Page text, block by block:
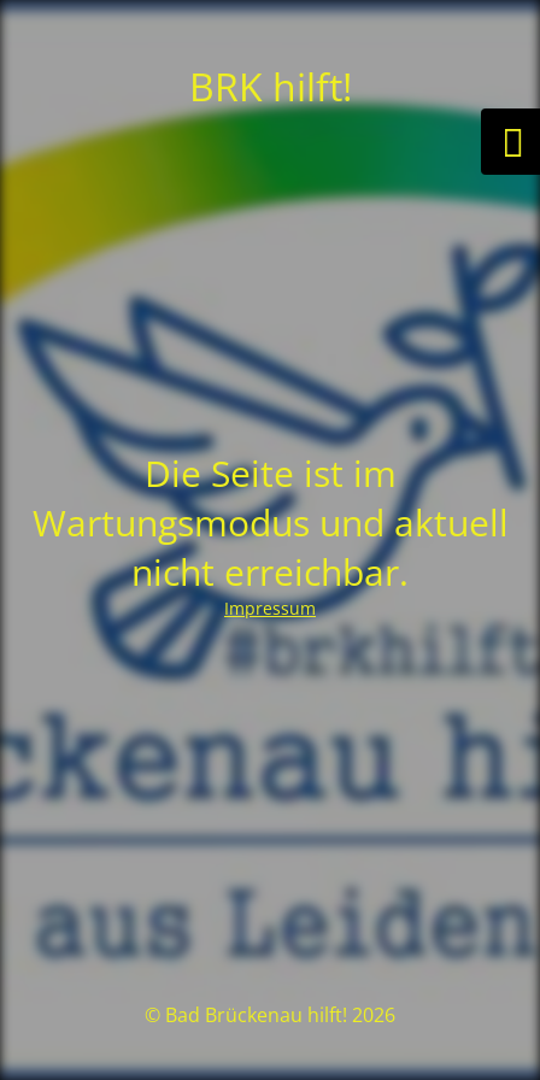
BRK hilft!
Die Seite ist im
Wartungsmodus und aktuell
nicht erreichbar.
Impressum
© Bad Brückenau hilft! 2026